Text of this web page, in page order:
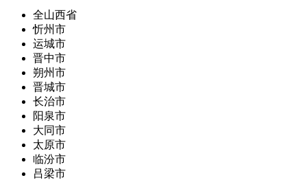
全山西省
忻州市
运城市
晋中市
朔州市
晋城市
长治市
阳泉市
大同市
太原市
临汾市
吕梁市